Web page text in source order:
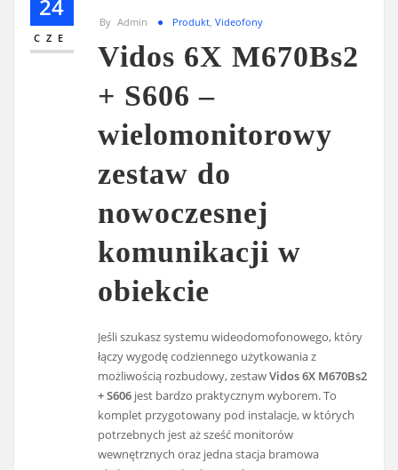
24
CZE
By Admin Produkt Videofony
Vidos 6X M670Bs2
+ S606 –
wielomonitorowy
zestaw do
nowoczesnej
komunikacji w
obiekcie
Jeśli szukasz systemu wideodomofonowego, który
łączy wygodę codziennego użytkowania z
możliwością rozbudowy, zestawVidos 6X M670Bs2
+ S606 jest bardzo praktycznym wyborem. To
komplet przygotowany pod instalacje, w których
potrzebnych jest aż sześć monitorów
wewnętrznych oraz jedna stacja bramowa